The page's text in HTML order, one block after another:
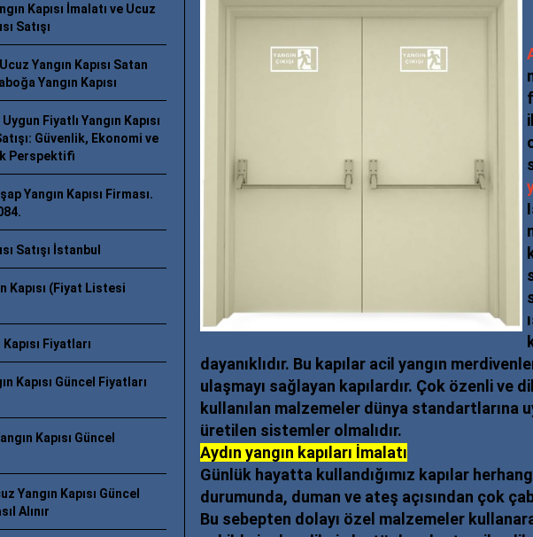
Kapısı İmalatı ve Ucuz
Satışı
Yangın Kapısı Satan
Yangın Kapısı
Fiyatlı Yangın Kapısı
Güvenlik, Ekonomi ve
Perspektifi
Yangın Kapısı Firması.
Satışı İstanbul
Kapısı (Fiyat Listesi
Kapısı Fiyatları
Kapısı Güncel Fiyatları
Kapısı Güncel
Yangın Kapısı Güncel
Alınır
dayanıklıdır. Bu kapılar acil yangın
ulaşmayı sağlayan kapılardır. Çok özenli ve
kullanılan malzemeler dünya standartlarına
üretilen sistemler olmalıdır.
Aydın yangın kapıları İmalatı
Günlük hayatta kullandığımız kapılar
durumunda, duman ve ateş açısından çok
Bu sebepten dolayı özel malzemeler